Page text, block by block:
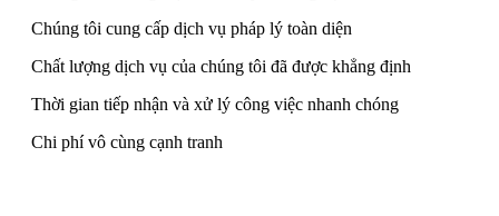
Chúng tôi cung cấp dịch vụ pháp lý toàn diện
Chất lượng dịch vụ của chúng tôi đã được khẳng định
Thời gian tiếp nhận và xử lý công việc nhanh chóng
Chi phí vô cùng cạnh tranh